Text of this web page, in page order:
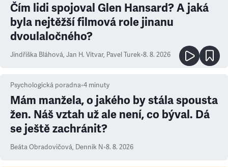
Čím lidi spojoval Glen Hansard? A jaká
byla nejtěžší filmová role jinanu
dvoulaločného?
Jindřiška Bláhová, Jan H. Vitvar, Pavel Turek•8. 8. 2026
Psychologická poradna•4 minuty
Mám manžela, o jakého by stála spousta
žen. Náš vztah už ale není, co býval. Dá
se ještě zachránit?
Beáta Obradovičová, Denník N•8. 8. 2026